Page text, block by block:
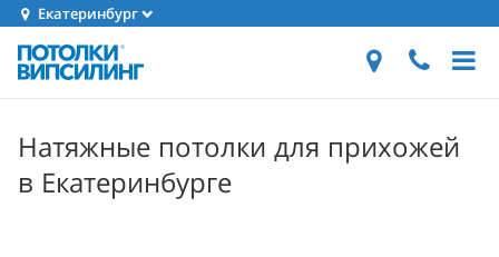
Екатеринбург
Натяжные потолки для прихожей
в Екатеринбурге